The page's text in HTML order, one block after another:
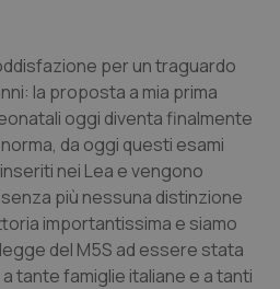
di Bolzano
di Trento
per un traguardo
la proposta a mia prima
oggi diventa finalmente
da oggi questi esami
nei Lea e vengono
più nessuna distinzione
importantissima e siamo
del M5S ad essere stata
tante famiglie italiane e a tanti